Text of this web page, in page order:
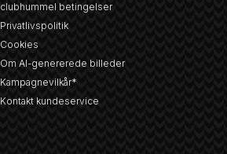
clubhummel betingelser
Privatlivspolitik
Cookies
Om AI-genererede billeder
Kampagnevilkår*
Kontakt kundeservice